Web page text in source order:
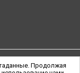
Продолжая